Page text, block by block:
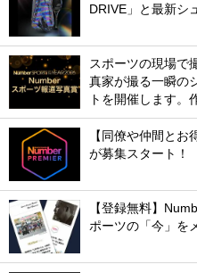
DRIVE」と最新シ
スポーツの現場で
真家が撮る一瞬の
トを開催します。
【同僚や仲間と
が募集スタート！
【登録無料】
ポーツの「今」を